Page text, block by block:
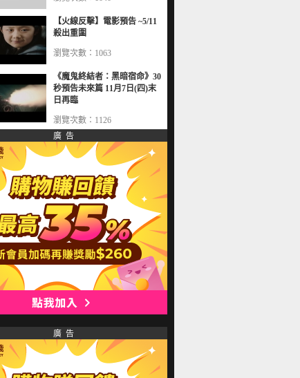
【火線反擊】電影預告 ~5/11
殺出重圍
瀏覽次數：1063
《魔鬼終結者：黑暗宿命》30
秒預告未來篇 11月7日(四)末
日再臨
瀏覽次數：1126
廣 告
廣 告